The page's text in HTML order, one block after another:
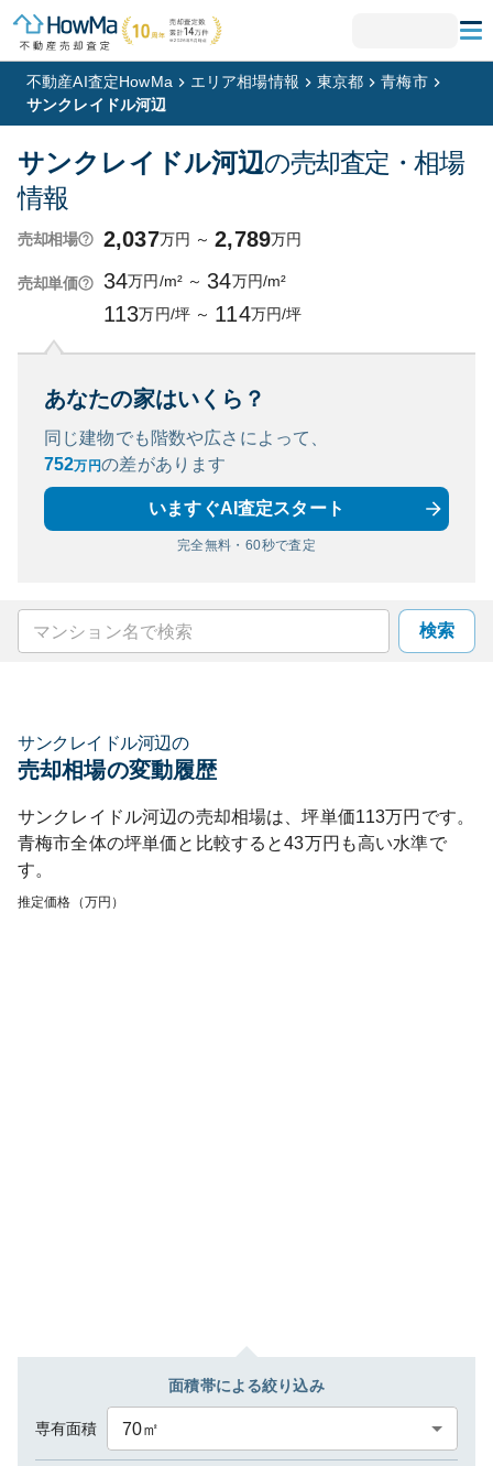
不動産AI査定HowMa エリア相場情報 東京都
青梅市
サンクレイドル河辺
サンクレイドル河辺の売却査定・相場
情報
売却相場 2,037万円 ～ 2,789万円
売却単価 34万円/m² ～ 34万円/m²
113万円/坪 ～ 114万円/坪
あなたの家はいくら？
同じ建物でも階数や広さによって、
752万円の差があります
いますぐAI査定スタート
完全無料・60秒で査定
検索
サンクレイドル河辺の
売却相場の変動履歴
サンクレイドル河辺の売却相場は、坪単価113万円です。
青梅市全体の坪単価と比較すると43万円も高い水準で
す。
推定価格（万円）
面積帯による絞り込み
専有面積 70㎡